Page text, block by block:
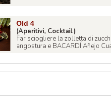
Old 4
(Aperitivi, Cocktail)
Far sciogliere la zolletta di
angostura e BACARDÍ Añejo